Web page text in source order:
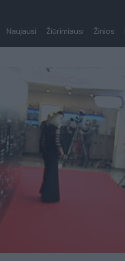
Naujausi Žiūrimiausi Žinios